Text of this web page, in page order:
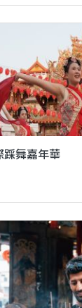
踩舞嘉年華